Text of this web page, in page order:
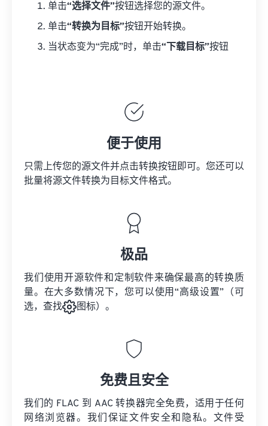
单击“选择文件”按钮选择您的源文件。
单击“转换为目标”按钮开始转换。
当状态变为“完成”时，单击“下载目标”按钮
便于使用
只需上传您的源文件并点击转换按钮即可。您还可以
批量将源文件转换为目标文件格式。
极品
我们使用开源软件和定制软件来确保最高的转换质
量。在大多数情况下，您可以使用“高级设置”（可
选，查找
图标）。
免费且安全
我们的 FLAC 到 AAC 转换器完全免费，适用于任何
网络浏览器。我们保证文件安全和隐私。文件受